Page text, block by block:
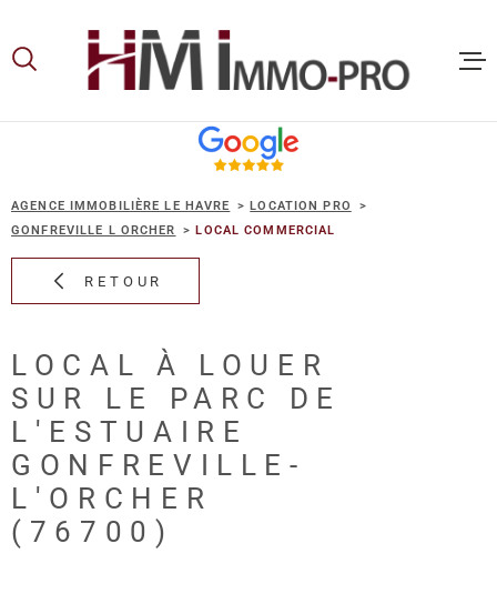
lamenu
contenu
AGENCE IMMOBILIÈRE LE HAVRE
LOCATION PRO
GONFREVILLE L ORCHER
LOCAL COMMERCIAL
RETOUR
LOCAL À LOUER
SUR LE PARC DE
L'ESTUAIRE
GONFREVILLE-
L'ORCHER
(76700)